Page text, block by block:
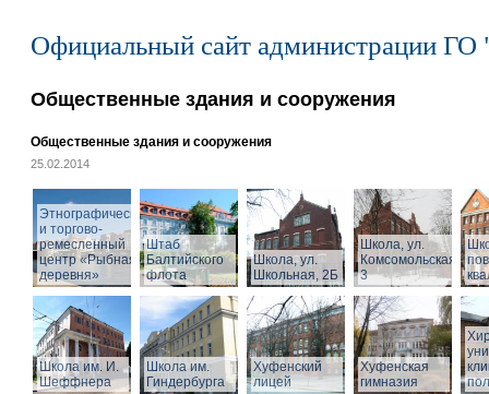
Официальный сайт администрации ГО
Общественные здания и сооружения
Общественные здания и сооружения
25.02.2014
Этнографический
и торгово-
ремесленный
центр «Рыбная
деревня»
Штаб
Балтийского
флота
Школа, ул.
Школьная, 2Б
Школа, ул.
Комсомольская,
3
Школа им. И.
Шеффнера
Школа им.
Гиндербурга
Хуфенский
лицей
Хуфенская
гимназия